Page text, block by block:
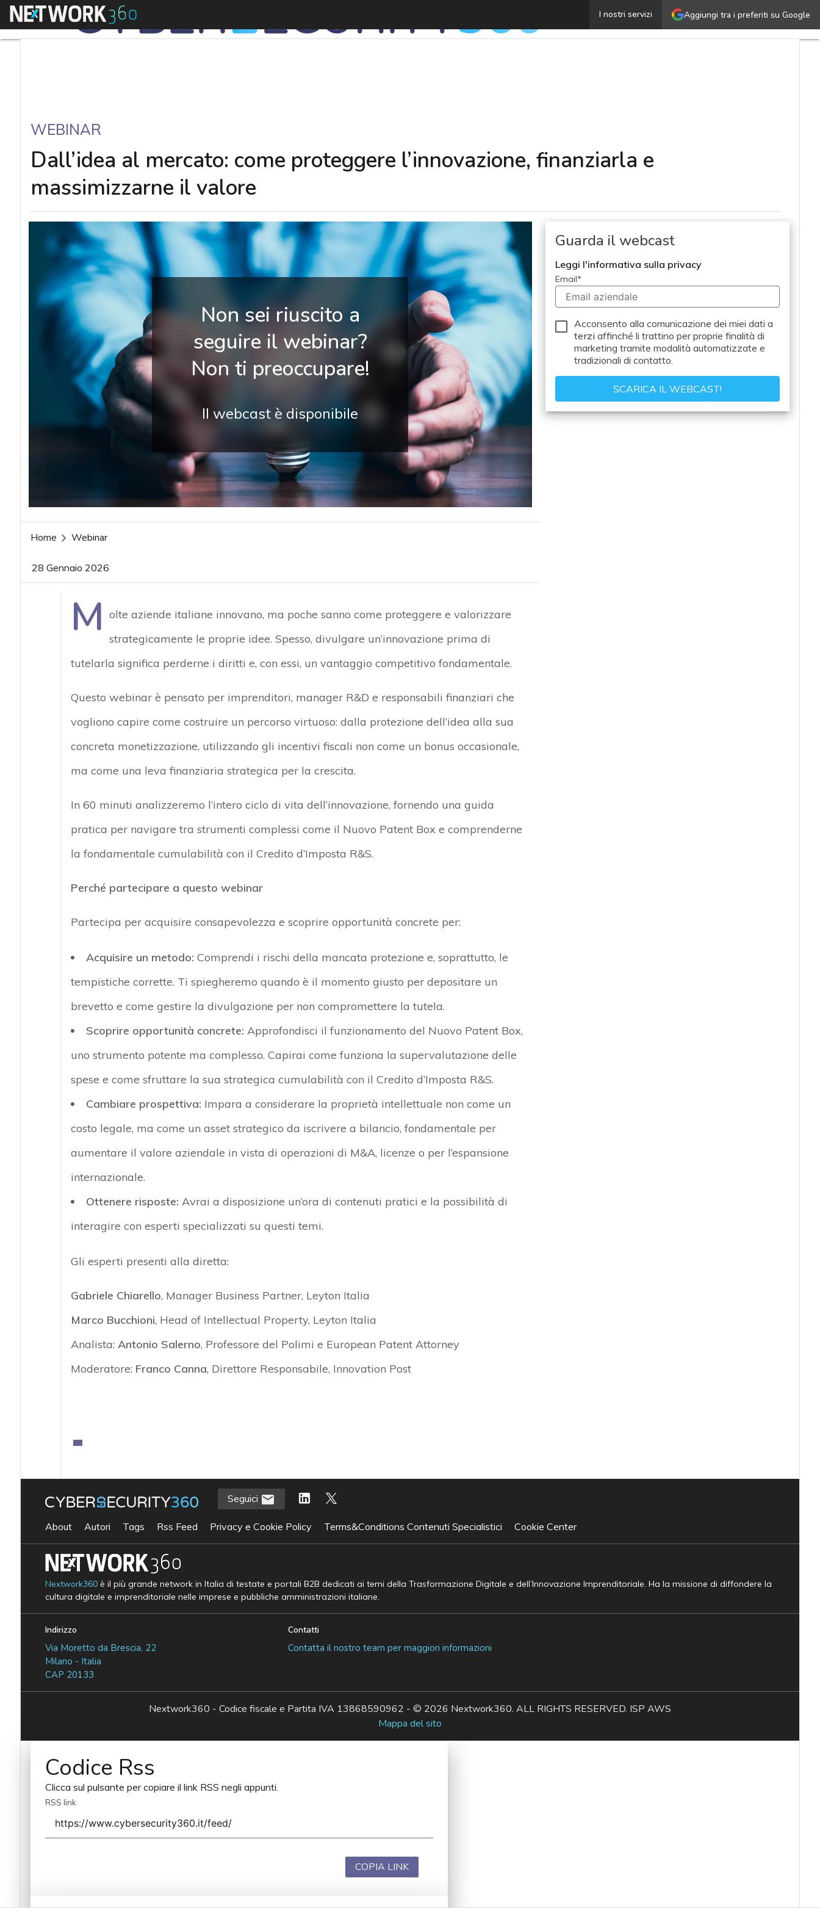
Aggiungi tra i preferiti su Google
I nostri servizi
Menu Dall’idea al mercato: come proteggere l’innovazione,
WEBINAR
Dall’idea al mercato: come proteggere l’innovazione, finanziarla e
massimizzarne il valore
Non sei riuscito a
seguire il webinar?
Non ti preoccupare!
Il webcast è disponibile
Home Webinar
28 Gennaio 2026
M olte aziende italiane innovano, ma poche sanno come proteggere e valorizzare
strategicamente le proprie idee. Spesso, divulgare un’innovazione prima di
tutelarla significa perderne i diritti e, con essi, un vantaggio competitivo fondamentale.
Questo webinar è pensato per imprenditori, manager R&D e responsabili finanziari che
vogliono capire come costruire un percorso virtuoso: dalla protezione dell’idea alla sua
concreta monetizzazione, utilizzando gli incentivi fiscali non come un bonus occasionale,
ma come una leva finanziaria strategica per la crescita.
In 60 minuti analizzeremo l’intero ciclo di vita dell’innovazione, fornendo una guida
pratica per navigare tra strumenti complessi come il Nuovo Patent Box e comprenderne
la fondamentale cumulabilità con il Credito d’Imposta R&S.
Perché partecipare a questo webinar
Partecipa per acquisire consapevolezza e scoprire opportunità concrete per:
Acquisire un metodo: Comprendi i rischi della mancata protezione e, soprattutto, le
tempistiche corrette. Ti spiegheremo quando è il momento giusto per depositare un
brevetto e come gestire la divulgazione per non compromettere la tutela.
Scoprire opportunità concrete: Approfondisci il funzionamento del Nuovo Patent Box,
uno strumento potente ma complesso. Capirai come funziona la supervalutazione delle
spese e come sfruttare la sua strategica cumulabilità con il Credito d’Imposta R&S.
Cambiare prospettiva: Impara a considerare la proprietà intellettuale non come un
costo legale, ma come un asset strategico da iscrivere a bilancio, fondamentale per
aumentare il valore aziendale in vista di operazioni di M&A, licenze o per l’espansione
internazionale.
Ottenere risposte: Avrai a disposizione un’ora di contenuti pratici e la possibilità di
interagire con esperti specializzati su questi temi.
Gli esperti presenti alla diretta:
Gabriele Chiarello, Manager Business Partner, Leyton Italia
Marco Bucchioni, Head of Intellectual Property, Leyton Italia
Analista: Antonio Salerno, Professore del Polimi e European Patent Attorney
Moderatore: Franco Canna, Direttore Responsabile, Innovation Post
Guarda il webcast
Leggi l'informativa sulla privacy
Email*
Acconsento alla comunicazione dei miei dati a
terzi affinché li trattino per proprie finalità di
marketing tramite modalità automatizzate e
tradizionali di contatto.
Seguici
About Autori Tags Rss Feed Privacy e Cookie Policy Terms&Conditions Contenuti Specialistici Cookie Center
Nextwork360è il più grande network in Italia di testate e portali B2B dedicati ai temi della Trasformazione Digitale e dell’Innovazione Imprenditoriale. Ha la missione di diffondere la
cultura digitale e imprenditoriale nelle imprese e pubbliche amministrazioni italiane.
Indirizzo
Via Moretto da Brescia, 22
Milano - Italia
CAP 20133
Contatti
Contatta il nostro team per maggiori informazioni
Nextwork360 - Codice fiscale e Partita IVA 13868590962 - © 2026 Nextwork360. ALL RIGHTS RESERVED. ISP AWS
Mappa del sito
Codice Rss
Clicca sul pulsante per copiare il link RSS negli appunti.
RSS link
COPIA LINK